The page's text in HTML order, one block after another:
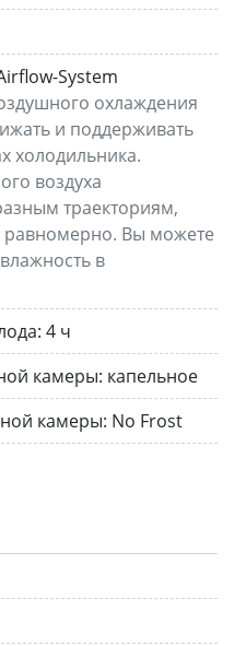
System
охлаждения
и поддерживать
холодильника.
воздуха
траекториям,
равномерно. Вы можете
в
4 ч
камеры: капельное
камеры: No Frost